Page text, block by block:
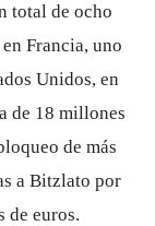
total de ocho
Francia, uno
Unidos, en
de 18 millones
de más
a Bitzlato por
de euros.